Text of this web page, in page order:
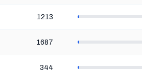
1213
1687
344